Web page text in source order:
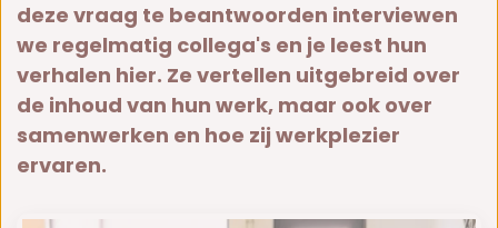
deze vraag te beantwoorden interviewen
we regelmatig collega's en je leest hun
verhalen hier. Ze vertellen uitgebreid over
de inhoud van hun werk, maar ook over
samenwerken en hoe zij werkplezier
ervaren.